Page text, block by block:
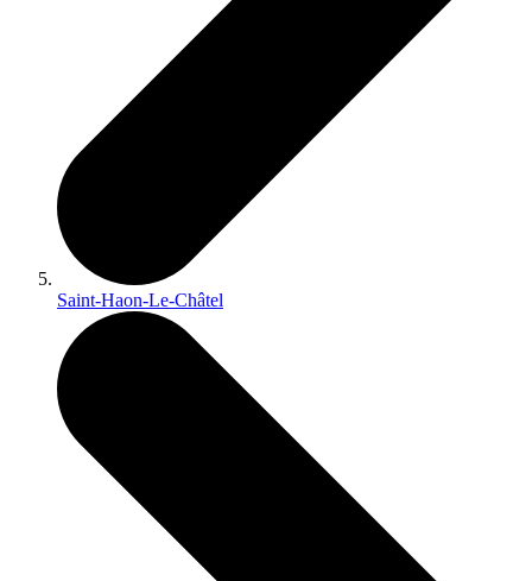
Saint-Haon-Le-Châtel